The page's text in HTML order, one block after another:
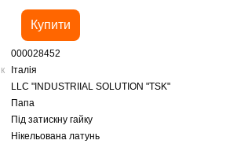
Купити
000028452
Італія
LLC "INDUSTRIIAL SOLUTION "TSK"
Папа
Під затискну гайку
Нікельована латунь